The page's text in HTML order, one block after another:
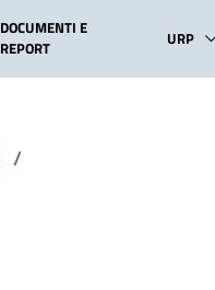
DOCUMENTI E
REPORT
URP
/